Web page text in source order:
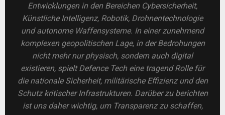
Entwicklungen in den Bereichen Cybersicherheit,
Künstliche Intelligenz, Robotik, Drohnentechnologie
und autonome Waffensysteme. In einer zunehmend
komplexen geopolitischen Lage, in der Bedrohungen
nicht mehr nur physisch, sondern auch digital
existieren, spielt Defence Tech eine tragend Rolle für
die nationale Sicherheit, militärische Effizienz und den
Schutz kritischer Infrastrukturen. Darüber zu berichten
ist uns daher wichtig, um Transparenz zu schaffen,